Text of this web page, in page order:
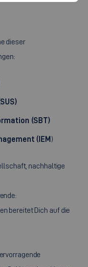
dieser
(SBT)
(IEM )
nachhaltige
bereitet Dich auf die